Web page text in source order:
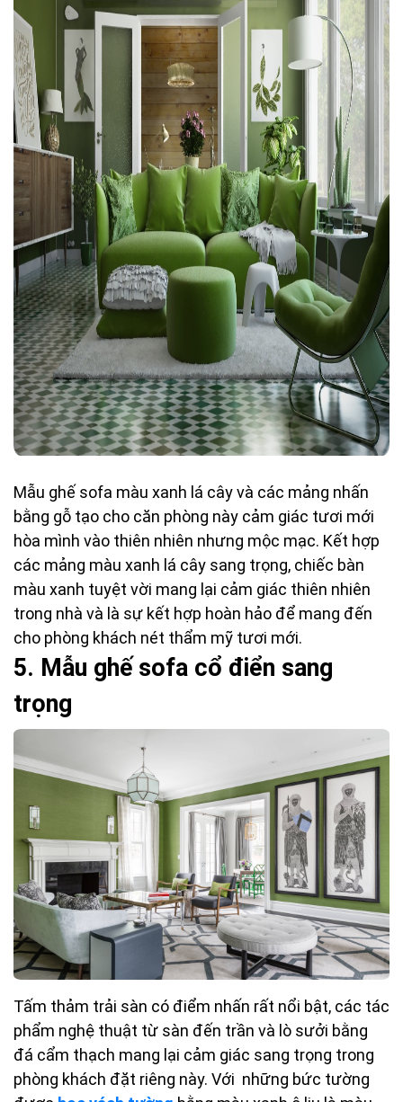
Mẫu ghế sofa màu xanh lá cây và các mảng nhấn
bằng gỗ tạo cho căn phòng này cảm giác tươi mới
hòa mình vào thiên nhiên nhưng mộc mạc. Kết hợp
các mảng màu xanh lá cây sang trọng, chiếc bàn
màu xanh tuyệt vời mang lại cảm giác thiên nhiên
trong nhà và là sự kết hợp hoàn hảo để mang đến
cho phòng khách nét thẩm mỹ tươi mới.
5. Mẫu ghế sofa cổ điển sang
trọng
Tấm thảm trải sàn có điểm nhấn rất nổi bật, các tác
phẩm nghệ thuật từ sàn đến trần và lò sưởi bằng
đá cẩm thạch mang lại cảm giác sang trọng trong
phòng khách đặt riêng này. Với những bức tường